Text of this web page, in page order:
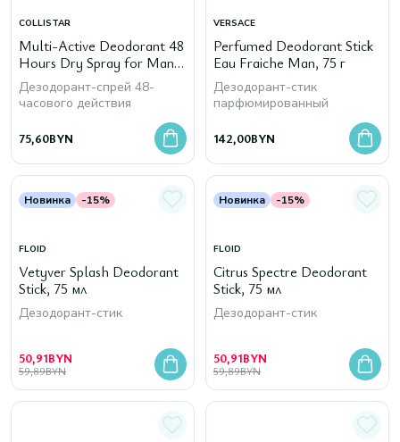
COLLISTAR
Multi-Active Deodorant 48
Hours Dry Spray for Man,
125 мл
Дезодорант-спрей 48-
часового действия
75,60BYN
VERSACE
Perfumed Deodorant Stick
Eau Fraiche Man, 75 г
Дезодорант-стик
парфюмированный
142,00BYN
Новинка -15%
FLOID
Vetyver Splash Deodorant
Stick, 75 мл
Дезодорант-стик
50,91BYN
59,89BYN
Новинка -15%
FLOID
Citrus Spectre Deodorant
Stick, 75 мл
Дезодорант-стик
50,91BYN
59,89BYN